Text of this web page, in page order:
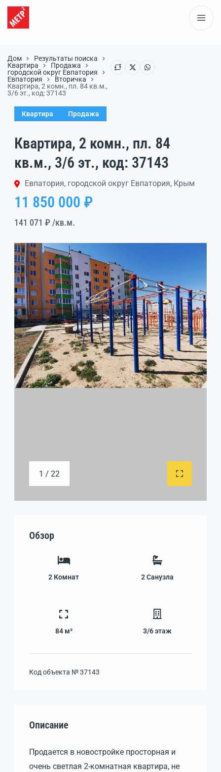
Дом
Результаты поиска
Квартира
Продажа
городской округ Евпатория
Евпатория
Вторичка
Квартира, 2 комн., пл. 84 кв.м.,
3/6 эт., код: 37143
Квартира Продажа
Квартира, 2 комн., пл. 84
кв.м., 3/6 эт., код: 37143
Евпатория, городской округ Евпатория, Крым
11 850 000 ₽
141 071 ₽ /кв.м.
1 / 22
Обзор
2 Комнат 2Санузла
84 м² 3/6этаж
Код объекта №37143
Описание
Продается в новостройке просторная и
очень светлая 2-комнатная квартира, не